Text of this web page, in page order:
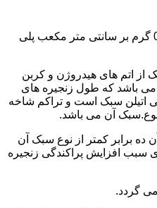
پلی اتیلن با دانسیته 0.941 تا 0.959 گرم بر سانتی متر مکعب پلی
از اتم های هیدروژن و کربن
باشد که طول زنجیره های
بلندتر از پلی اتیلن سبک است و تراکم شاخه
نوع.سبک آن می باشد.
ده برابر کمتر از نوع سبک آن
سبب افزایش پراکندگی زنجیره
می گردد.